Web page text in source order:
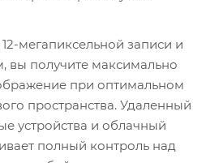
мегапиксельной записи и
вы получите максимально
при оптимальном
пространства. Удаленный
устройства и облачный
полный контроль над